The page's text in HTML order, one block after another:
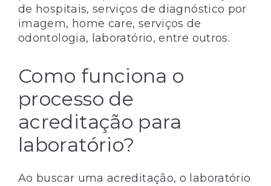
de hospitais, serviços de diagnóstico por
imagem, home care, serviços de
odontologia, laboratório, entre outros.
Como funciona o
processo de
acreditação para
laboratório?
Ao buscar uma acreditação, o laboratório